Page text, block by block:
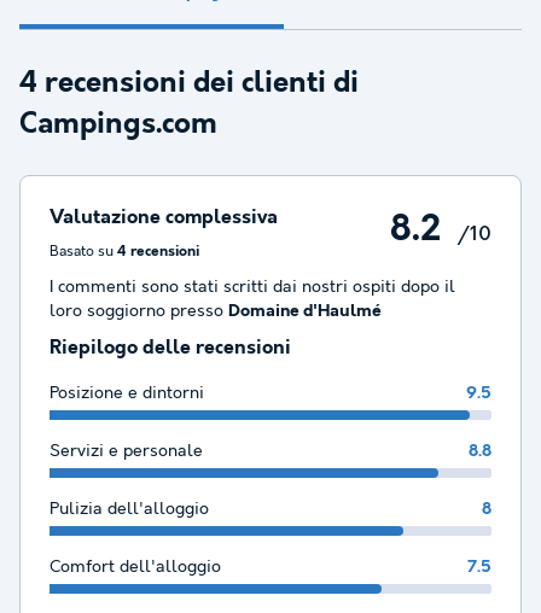
4 recensioni dei clienti di
Campings.com
Valutazione complessiva
Basato su 4 recensioni
8.2 /10
I commenti sono stati scritti dai nostri ospiti dopo il
loro soggiorno presso Domaine d'Haulmé
Riepilogo delle recensioni
Posizione e dintorni 9.5
Servizi e personale 8.8
Pulizia dell'alloggio 8
Comfort dell'alloggio 7.5